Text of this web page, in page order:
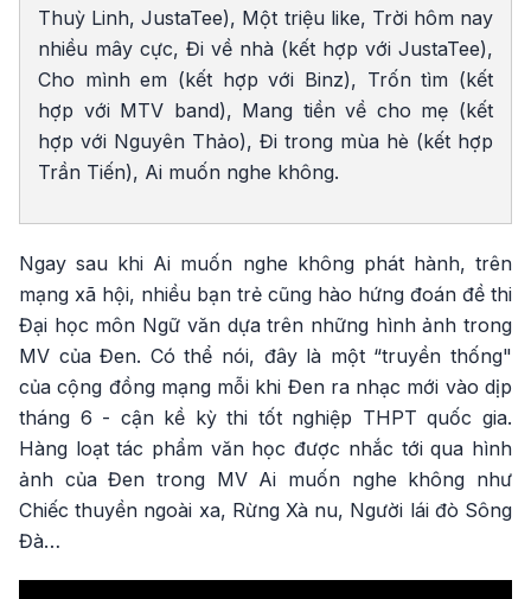
Thuỳ Linh, JustaTee), Một triệu like, Trời hôm nay
nhiều mây cực, Đi về nhà (kết hợp với JustaTee),
Cho mình em (kết hợp với Binz), Trốn tìm (kết
hợp với MTV band), Mang tiền về cho mẹ (kết
hợp với Nguyên Thảo), Đi trong mùa hè (kết hợp
Trần Tiến), Ai muốn nghe không.
Ngay sau khi Ai muốn nghe không phát hành, trên
mạng xã hội, nhiều bạn trẻ cũng hào hứng đoán đề thi
Đại học môn Ngữ văn dựa trên những hình ảnh trong
MV của Đen. Có thể nói, đây là một “truyền thống"
của cộng đồng mạng mỗi khi Đen ra nhạc mới vào dịp
tháng 6 - cận kề kỳ thi tốt nghiệp THPT quốc gia.
Hàng loạt tác phẩm văn học được nhắc tới qua hình
ảnh của Đen trong MV Ai muốn nghe không như
Chiếc thuyền ngoài xa, Rừng Xà nu, Người lái đò Sông
Đà…